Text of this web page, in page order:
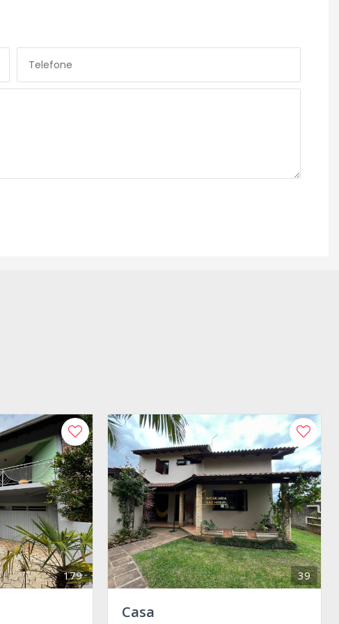
179 39
Casa